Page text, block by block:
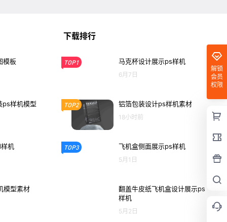
解锁
会员
权限
模板
ps样机模型
机
模型素材
下载排行
TOP1 马克杯设计展示ps样机
6月7日
TOP2 铝箔包装设计ps样机素材
18小时前
TOP3 飞机盒侧面展示ps样机
5月1日
翻盖牛皮纸飞机盒设计展示ps
样机
5月2日